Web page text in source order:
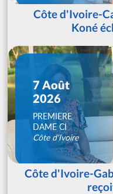
Côte d'Ivoire-
Koné
7 Août
2026
PREMIERE
DAME CI
Côte d'Ivoire
Côte d'Ivoire-